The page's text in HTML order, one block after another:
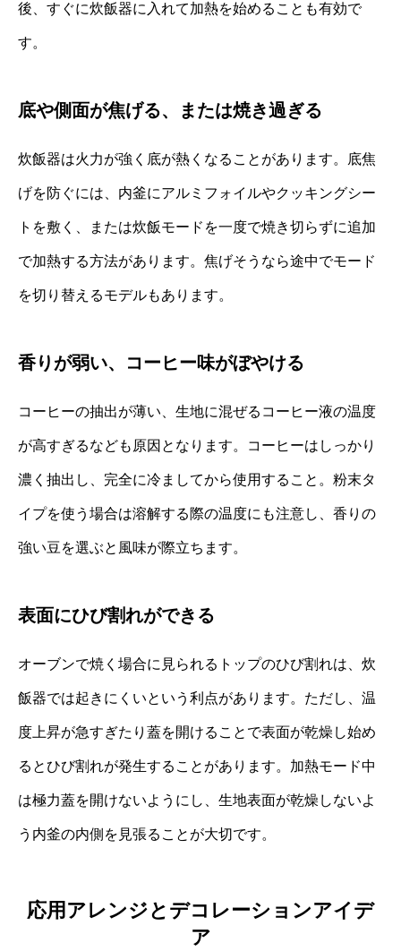
後、すぐに炊飯器に入れて加熱を始めることも有効で
す。
底や側面が焦げる、または焼き過ぎる
炊飯器は火力が強く底が熱くなることがあります。底焦
げを防ぐには、内釜にアルミフォイルやクッキングシー
トを敷く、または炊飯モードを一度で焼き切らずに追加
で加熱する方法があります。焦げそうなら途中でモード
を切り替えるモデルもあります。
香りが弱い、コーヒー味がぼやける
コーヒーの抽出が薄い、生地に混ぜるコーヒー液の温度
が高すぎるなども原因となります。コーヒーはしっかり
濃く抽出し、完全に冷ましてから使用すること。粉末タ
イプを使う場合は溶解する際の温度にも注意し、香りの
強い豆を選ぶと風味が際立ちます。
表面にひび割れができる
オーブンで焼く場合に見られるトップのひび割れは、炊
飯器では起きにくいという利点があります。ただし、温
度上昇が急すぎたり蓋を開けることで表面が乾燥し始め
るとひび割れが発生することがあります。加熱モード中
は極力蓋を開けないようにし、生地表面が乾燥しないよ
う内釜の内側を見張ることが大切です。
応用アレンジとデコレーションアイデ
ア